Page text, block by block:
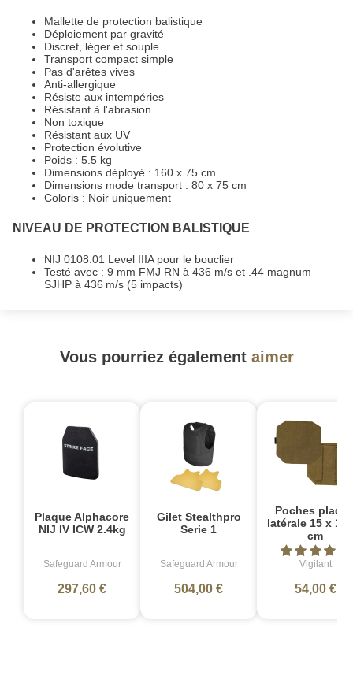
Mallette de protection balistique
Déploiement par gravité
Discret, léger et souple
Transport compact simple
Pas d'arêtes vives
Anti-allergique
Résiste aux intempéries
Résistant à l'abrasion
Non toxique
Résistant aux UV
Protection évolutive
Poids : 5.5 kg
Dimensions déployé : 160 x 75 cm
Dimensions mode transport : 80 x 75 cm
Coloris : Noir uniquement
NIVEAU DE PROTECTION BALISTIQUE
NIJ 0108.01 Level IIIA pour le bouclier
Testé avec : 9 mm FMJ RN à 436 m/s et .44 magnum
SJHP à 436 m/s (5 impacts)
Vous pourriez également aimer
Plaque Alphacore
NIJ IV ICW 2.4kg
Safeguard Armour
297,60 €
Gilet Stealthpro
Serie 1
Safeguard Armour
504,00 €
Poches
latérale 15 x 15-
cm
Vigilant
54,00 €